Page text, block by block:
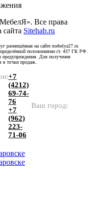
Все права
Sitehab.ru
размещённая на сайте mebelya27.ru
положениями ст. 437 ГК РФ.
Для получения
в точки продаж.
+7
(4212)
69-74-
76
+7
(962)
223-
71-06
Ваш город: